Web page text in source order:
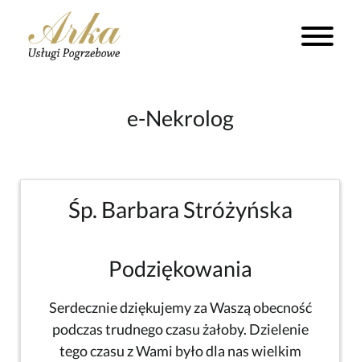
e-Nekrolog
Śp. Barbara Stróżyńska
Podziękowania
Serdecznie dziękujemy za Waszą obecność
podczas trudnego czasu żałoby. Dzielenie
tego czasu z Wami było dla nas wielkim